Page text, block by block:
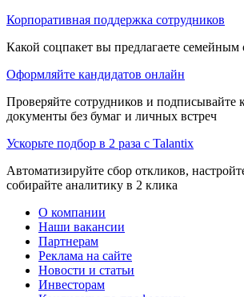
Корпоративная поддержка сотрудников
Какой соцпакет вы предлагаете семейным
Оформляйте кандидатов онлайн
Проверяйте сотрудников и подписывайте
документы без бумаг и личных встреч
Ускорьте подбор в 2 раза с Talantix
Автоматизируйте сбор откликов,
собирайте аналитику в 2 клика
О компании
Наши вакансии
Партнерам
Реклама на сайте
Новости и статьи
Инвесторам